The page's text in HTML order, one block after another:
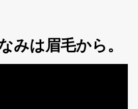
みは眉毛から。